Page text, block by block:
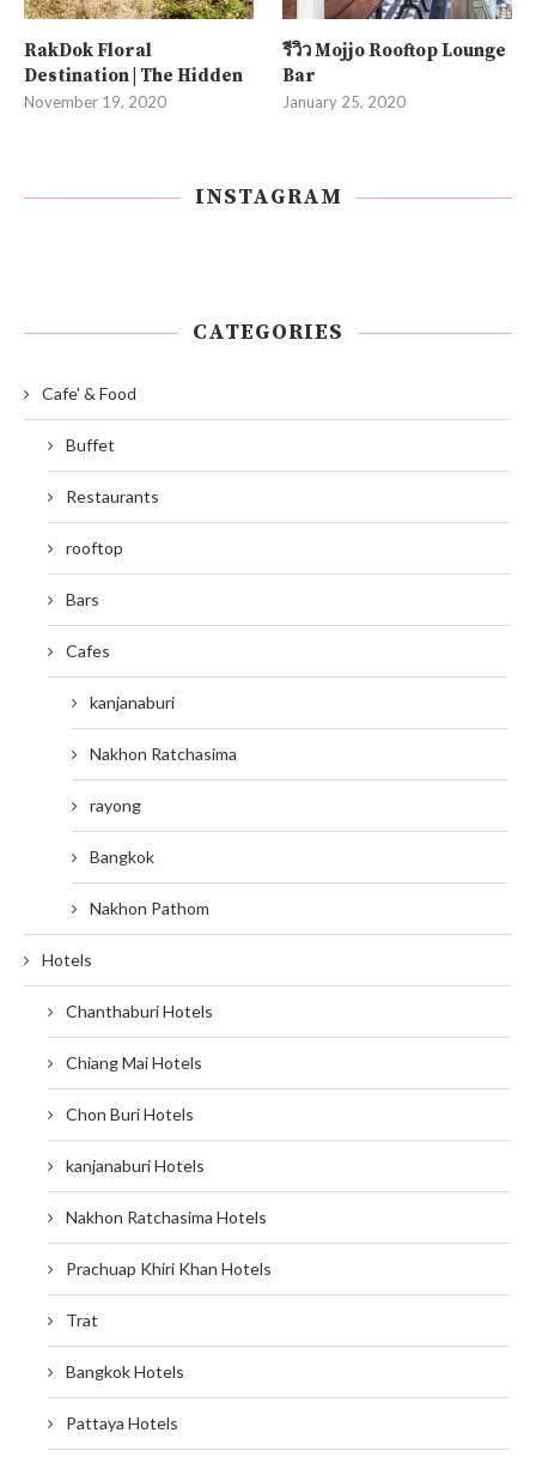
RakDok Floral
Destination | The Hidden
November 19, 2020
รีวิว Mojjo Rooftop Lounge
Bar
January 25, 2020
INSTAGRAM
CATEGORIES
Cafe' & Food
Buffet
Restaurants
rooftop
Bars
Cafes
kanjanaburi
Nakhon Ratchasima
rayong
Bangkok
Nakhon Pathom
Hotels
Chanthaburi Hotels
Chiang Mai Hotels
Chon Buri Hotels
kanjanaburi Hotels
Nakhon Ratchasima Hotels
Prachuap Khiri Khan Hotels
Trat
Bangkok Hotels
Pattaya Hotels